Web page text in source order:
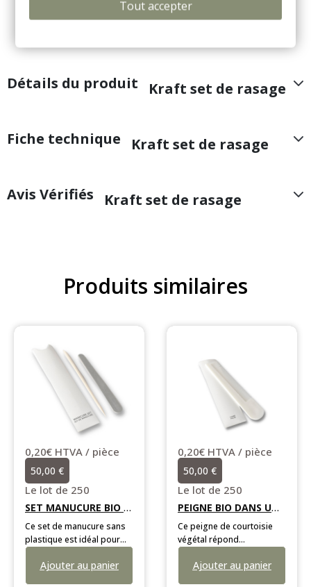
établissement pour transformer un simple objet en
Détails du produit Kraft set de rasage
Fiche technique Kraft set de rasage
Avis Vérifiés Kraft set de rasage
Produits similaires
0,20€ HTVA / pièce
50,00 €
Le lot de 250
SET MANUCURE BIO DANS UN ETUI
Ce set de manucure sans
plastique est idéal pour
offrir un soin d'appoint
apprécié de vos
Ajouter au panier
0,20€ HTVA / pièce
50,00 €
Le lot de 250
PEIGNE BIO DANS UN ETUI
Ce peigne de courtoisie
végétal répond
parfaitement aux besoins
de coiffage de vos
Ajouter au panier
Tout accepter